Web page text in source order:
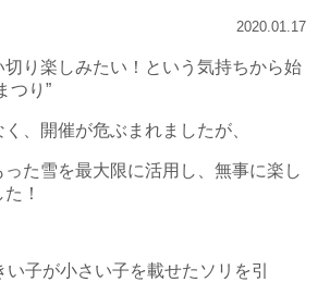
2020.01.17
り楽しみたい！という気持ちから始
つり”
、開催が危ぶまれましたが、
った雪を最大限に活用し、無事に楽し
！
子が小さい子を載せたソリを引